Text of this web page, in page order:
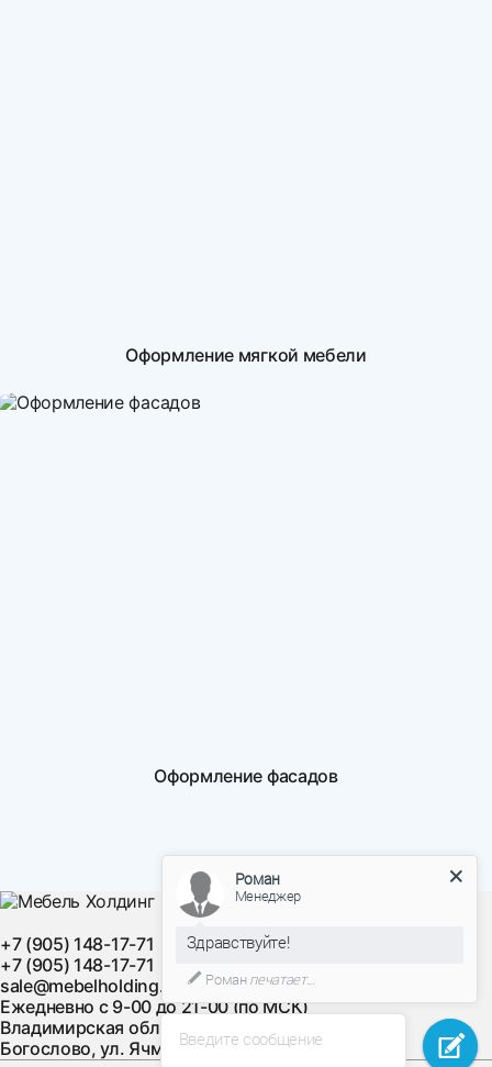
Оформление мягкой мебели
Оформление фасадов
+7 (905) 148-17-71
+7 (905) 148-17-71
sale@mebelholding.ru
Ежедневно с 9-00 до 21-00 (по МСК)
Владимирская область, Суздальский район, с.
Богослово, ул. Ячменная, д. 10
Введите сообщение
Роман
Менеджер
Здравствуйте!
Романпечатает...